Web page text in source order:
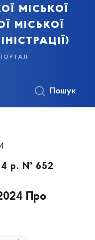
міської
міської
Пошук
р. № 652
Про